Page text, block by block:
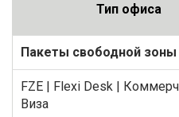
Тип офиса
Пакеты свободной
FZE | Flexi Desk |
Виза